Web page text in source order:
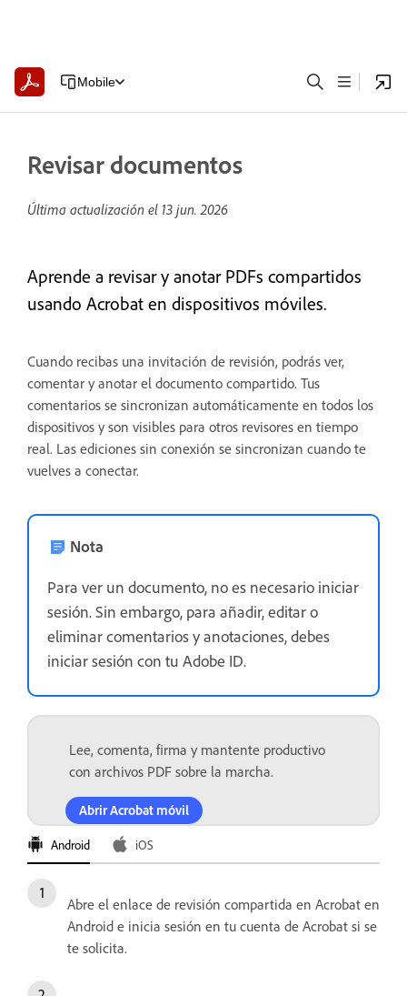
Mobile
Revisar documentos
Última actualización el 13 jun. 2026
Aprende a revisar y anotar PDFs compartidos
usando Acrobat en dispositivos móviles.
Cuando recibas una invitación de revisión, podrás ver,
comentar y anotar el documento compartido. Tus
comentarios se sincronizan automáticamente en todos los
dispositivos y son visibles para otros revisores en tiempo
real. Las ediciones sin conexión se sincronizan cuando te
vuelves a conectar.
Nota
Para ver un documento, no es necesario iniciar
sesión. Sin embargo, para añadir, editar o
eliminar comentarios y anotaciones, debes
iniciar sesión con tu Adobe ID.
Lee, comenta, firma y mantente productivo
con archivos PDF sobre la marcha.
Abrir Acrobat móvil
Android iOS
Abre el enlace de revisión compartida en Acrobat en
Android e inicia sesión en tu cuenta de Acrobat si se
te solicita.